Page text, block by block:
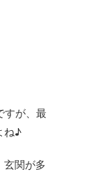
すが、最
ね♪
玄関が多